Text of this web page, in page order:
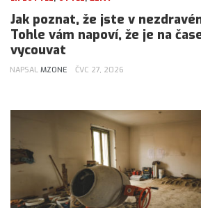
Jak poznat, že jste v
Tohle vám napoví, že je na
vycouvat
NAPSAL MZONE ČVC 27, 2026